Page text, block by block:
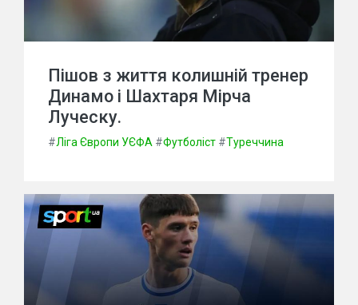
Пішов з життя колишній тренер
Динамо і Шахтаря Мірча
Луческу.
#Ліга Європи УЄФА #Футболіст #Туреччина